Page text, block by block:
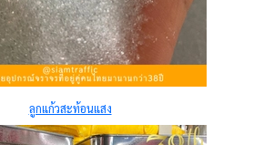
ลูกแก้วสะท้อนแสง